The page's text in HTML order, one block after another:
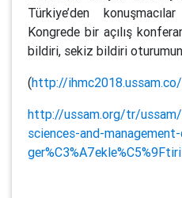
Türkiye’den
Kongrede bir açılış
bildiri, sekiz bildiri
(http://ihmc2018.ussam.co/
http://ussam.org/tr/
sciences-and-